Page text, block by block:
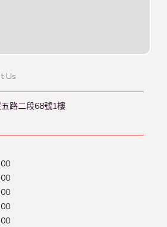
Us
路二段68號1樓